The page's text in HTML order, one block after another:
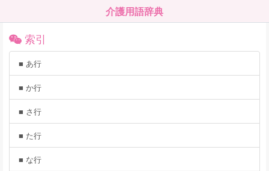
介護用語辞典
索引
■ あ行
■ か行
■ さ行
■ た行
■ な行